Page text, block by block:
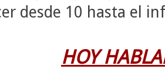
desde 10 hasta el
HOY